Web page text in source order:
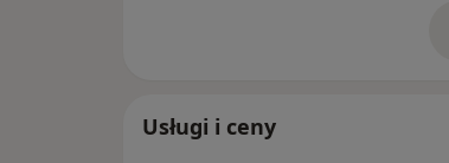
Usługi i ceny